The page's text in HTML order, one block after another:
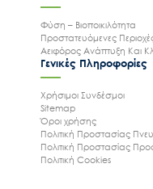
Φύση – Βιοποικιλότητα
Προστατευόμενες
Αειφόρος Ανάπτυξη Και
Γενικές Πληροφορίες
Χρήσιμοι Συνδέσμοι
Sitemap
Όροι χρήσης
Πολιτική Προστασίας
Πολιτική Προστασίας
Πολιτική Cookies